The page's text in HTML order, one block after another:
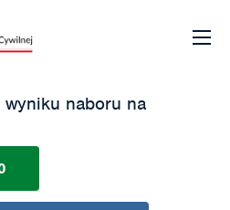
wyniku naboru na